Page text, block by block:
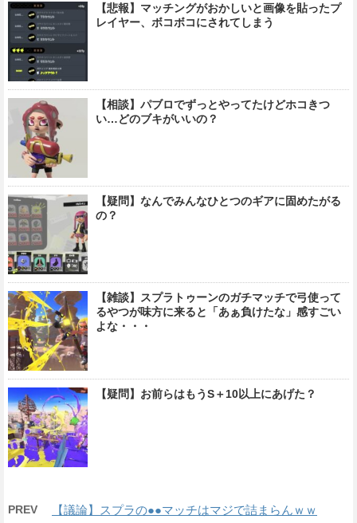
【悲報】マッチングがおかしいと画像を貼ったプ
レイヤー、ボコボコにされてしまう
【相談】パブロでずっとやってたけどホコきつ
い…どのブキがいいの？
【疑問】なんでみんなひとつのギアに固めたがる
の？
【雑談】スプラトゥーンのガチマッチで弓使って
るやつが味方に来ると「あぁ負けたな」感すごい
よな・・・
【疑問】お前らはもうS＋10以上にあげた？
PREV 【議論】スプラの●●マッチはマジで詰まらんｗｗ